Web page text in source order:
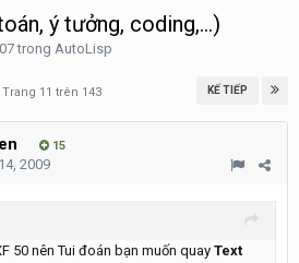
ý tưởng, coding,...)
trong AutoLisp
KẾ TIẾP
Trang 11 trên 143
15
2009
50 nên Tui đoán bạn muốn quay Text